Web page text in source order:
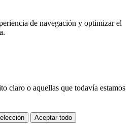
de navegación y optimizar el
claro o aquellas que todavía estamos
Aceptar todo